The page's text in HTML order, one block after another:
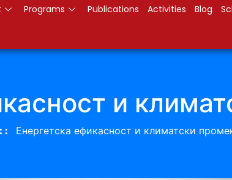
Programs Publications Activities Blog
и
Енергетска ефикасност и климатски